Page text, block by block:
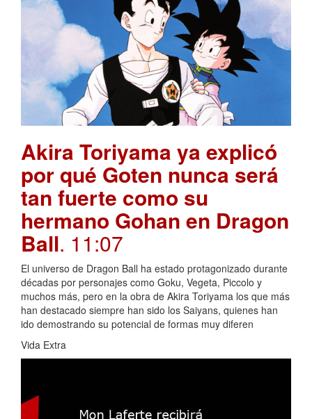
Akira Toriyama ya explicó
por qué Goten nunca será
tan fuerte como su
hermano Gohan en Dragon
Ball. 11:07
El universo de Dragon Ball ha estado protagonizado durante
décadas por personajes como Goku, Vegeta, Piccolo y
muchos más, pero en la obra de Akira Toriyama los que más
han destacado siempre han sido los Saiyans, quienes han
ido demostrando su potencial de formas muy diferen
Vida Extra